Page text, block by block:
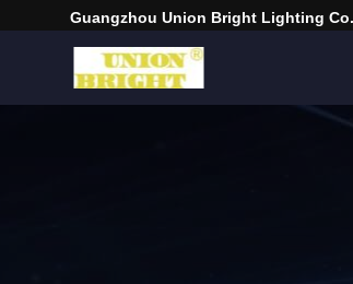
Guangzhou Union Bright Lighting